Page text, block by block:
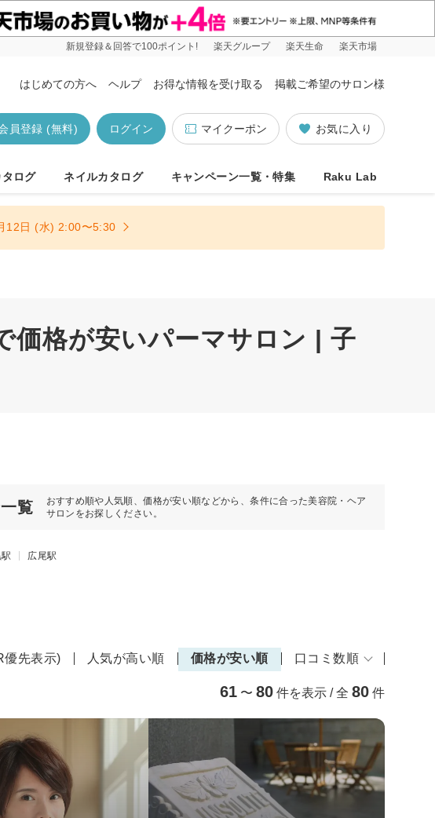
新規登録＆回答で100ポイント! 楽天グループ 楽天生命 楽天市場
はじめての方へ ヘルプ お得な情報を受け取る 掲載ご希望のサロン様
お気に入り
マイクーポン
ログイン
員登録 (無料)
ログ ネイルカタログ キャンペーン一覧・特集 Raku Lab
12日 (水) 2:00〜5:30
価格が安いパーマサロン | 子
覧
おすすめ順や人気順、価格が安い順などから、条件に合った美容院・ヘア
サロンをお探しください。
広尾駅
優先表示) 人気が高い順 価格が安い順 口コミ数順
61 〜 80 件を表示 / 全 80 件